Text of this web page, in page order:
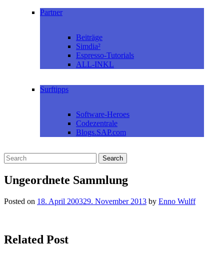
Partner
Beiträge
Simdia²
Espresso-Tutorials
ALL-INKL
Surftipps
Software-Heroes
Codezentrale
Blogs.SAP.com
Ungeordnete Sammlung
Posted on 18. April 200329. November 2013 by Enno Wulff
Related Post